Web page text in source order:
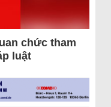
chức tham
luật